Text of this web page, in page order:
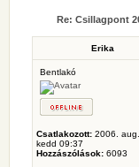
Re: Csillagpont
Erika
Bentlakó
Csatlakozott: 2006. aug.
kedd 09:37
Hozzászólások: 6093